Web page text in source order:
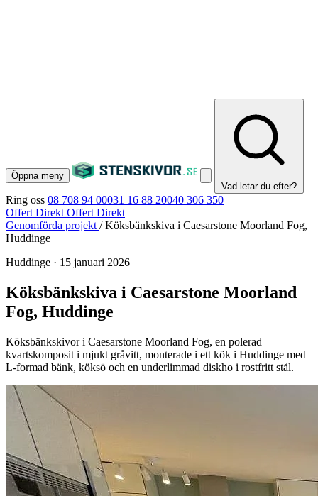
Öppna meny
Vad letar du efter?
Ring oss 08 708 94 00031 16 88 20040 306 350
Offert Direkt Offert Direkt
Genomförda projekt / Köksbänkskiva i Caesarstone Moorland Fog,
Huddinge
Huddinge · 15 januari 2026
Köksbänkskiva i Caesarstone Moorland
Fog, Huddinge
Köksbänkskivor i Caesarstone Moorland Fog, en polerad
kvartskomposit i mjukt gråvitt, monterade i ett kök i Huddinge med
L-formad bänk, köksö och en underlimmad diskho i rostfritt stål.